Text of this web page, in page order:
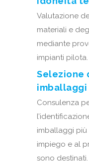
Valutazione
materiali e
mediante
impianti pilota.
Selezione
imballaggi
Consulenza
l’
imballaggi
impiego e al
sono destinati.